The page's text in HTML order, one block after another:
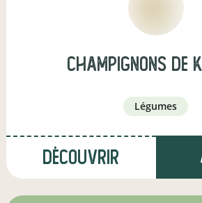
champignons de
légumes
Découvrir